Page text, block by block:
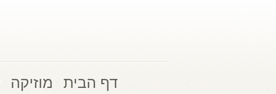
דף הבית מוזיקה